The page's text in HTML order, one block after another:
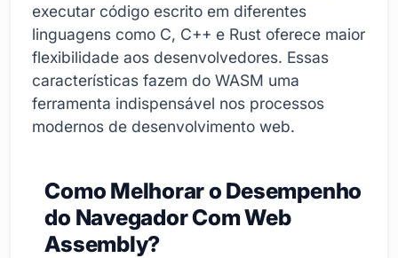
executar código escrito em diferentes
linguagens como C, C++ e Rust oferece maior
flexibilidade aos desenvolvedores. Essas
características fazem do WASM uma
ferramenta indispensável nos processos
modernos de desenvolvimento web.
Como Melhorar o Desempenho
do Navegador Com Web
Assembly?